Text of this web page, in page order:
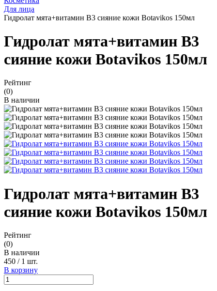
Для лица
Гидролат мята+витамин В3 сияние кожи Botavikos 150мл
Гидролат мята+витамин В3
сияние кожи Botavikos 150мл
Рейтинг
(0)
В наличии
Гидролат мята+витамин В3
сияние кожи Botavikos 150мл
Рейтинг
(0)
В наличии
450 / 1 шт.
В корзину